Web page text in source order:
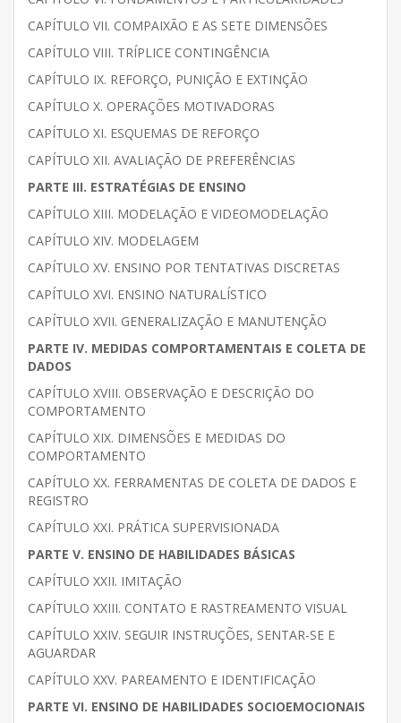
CAPÍTULO VII. COMPAIXÃO E AS SETE DIMENSÕES
CAPÍTULO VIII. TRÍPLICE CONTINGÊNCIA
CAPÍTULO IX. REFORÇO, PUNIÇÃO E EXTINÇÃO
CAPÍTULO X. OPERAÇÕES MOTIVADORAS
CAPÍTULO XI. ESQUEMAS DE REFORÇO
CAPÍTULO XII. AVALIAÇÃO DE PREFERÊNCIAS
PARTE III. ESTRATÉGIAS DE ENSINO
CAPÍTULO XIII. MODELAÇÃO E VIDEOMODELAÇÃO
CAPÍTULO XIV. MODELAGEM
CAPÍTULO XV. ENSINO POR TENTATIVAS DISCRETAS
CAPÍTULO XVI. ENSINO NATURALÍSTICO
CAPÍTULO XVII. GENERALIZAÇÃO E MANUTENÇÃO
PARTE IV. MEDIDAS COMPORTAMENTAIS E COLETA DE
DADOS
CAPÍTULO XVIII. OBSERVAÇÃO E DESCRIÇÃO DO
COMPORTAMENTO
CAPÍTULO XIX. DIMENSÕES E MEDIDAS DO
COMPORTAMENTO
CAPÍTULO XX. FERRAMENTAS DE COLETA DE DADOS E
REGISTRO
CAPÍTULO XXI. PRÁTICA SUPERVISIONADA
PARTE V. ENSINO DE HABILIDADES BÁSICAS
CAPÍTULO XXII. IMITAÇÃO
CAPÍTULO XXIII. CONTATO E RASTREAMENTO VISUAL
CAPÍTULO XXIV. SEGUIR INSTRUÇÕES, SENTAR-SE E
AGUARDAR
CAPÍTULO XXV. PAREAMENTO E IDENTIFICAÇÃO
PARTE VI. ENSINO DE HABILIDADES SOCIOEMOCIONAIS